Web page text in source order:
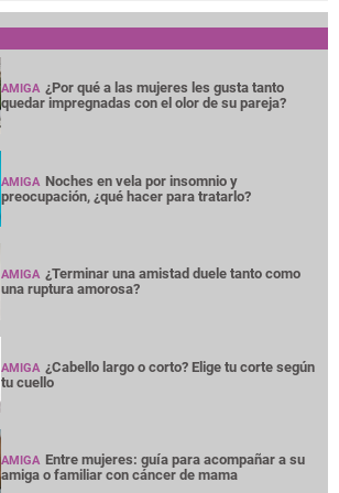
AMIGA ¿Por qué a las mujeres les gusta tanto
quedar impregnadas con el olor de su pareja?
AMIGA Noches en vela por insomnio y
preocupación, ¿qué hacer para tratarlo?
AMIGA ¿Terminar una amistad duele tanto como
una ruptura amorosa?
AMIGA ¿Cabello largo o corto? Elige tu corte según
tu cuello
AMIGA Entre mujeres: guía para acompañar a su
amiga o familiar con cáncer de mama